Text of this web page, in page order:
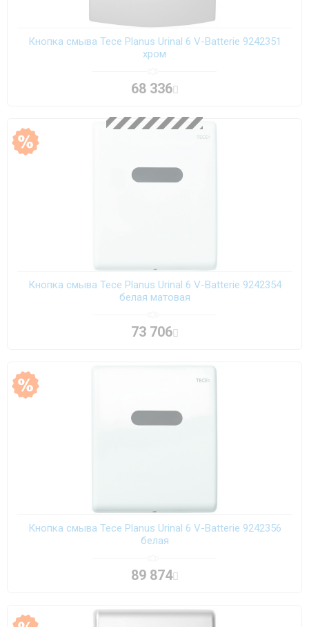
Кнопка смыва Tece Planus Urinal 6 V-Batterie 9242351
хром
68 336
Кнопка смыва Tece Planus Urinal 6 V-Batterie 9242354
белая матовая
73 706
Кнопка смыва Tece Planus Urinal 6 V-Batterie 9242356
белая
89 874